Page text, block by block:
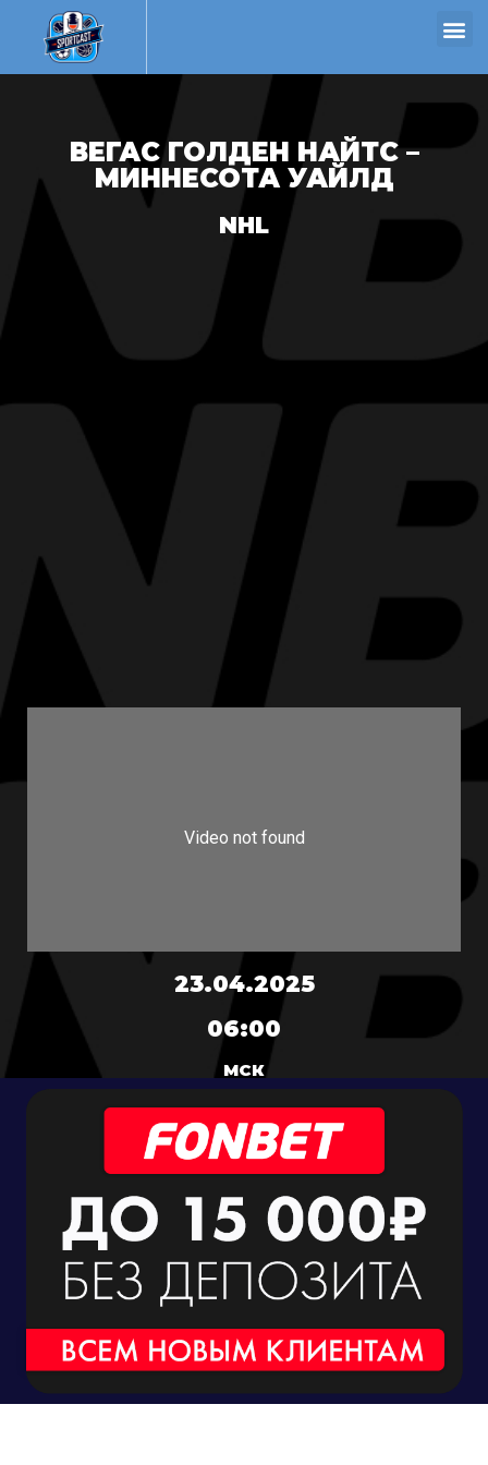
ВЕГАС ГОЛДЕН НАЙТС –
МИННЕСОТА УАЙЛД
NHL
23.04.2025
06:00
МСК